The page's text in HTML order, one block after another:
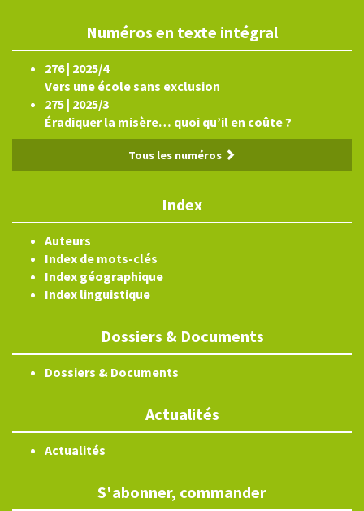
Numéros en texte intégral
276 | 2025/4
Vers une école sans exclusion
275 | 2025/3
Éradiquer la misère… quoi qu’il en coûte ?
Tous les numéros
Index
Auteurs
Index de mots-clés
Index géographique
Index linguistique
Dossiers & Documents
Dossiers & Documents
Actualités
Actualités
S'abonner, commander